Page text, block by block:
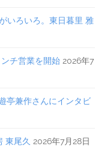
いろいろ。東日暮里 雅
チ営業を開始 2026年7
亭兼作さんにインタビ
東尾久 2026年7月28日